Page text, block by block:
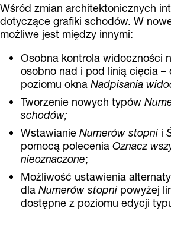
Wśród zmian architektonicznych
dotyczące grafiki schodów. W
możliwe jest między innymi:
Osobna kontrola widoczności
osobno nad i pod linią cięcia –
poziomu okna Nadpisania
Tworzenie nowych typów
schodów;
Wstawianie Numerów stopni i
pomocą polecenia Oznacz
nieoznaczone;
Możliwość ustawienia
dla Numerów stopni powyżej
dostępne z poziomu edycji